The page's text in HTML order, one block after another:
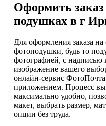
Оформить
подушках в г
Для оформления заказа
фотоподушки, будь то
фотографией, с надписью
изображение вашего
онлайн-сервис
приложением. Процесс
максимально удобно,
макет, выбрать размер,
опции без труда.